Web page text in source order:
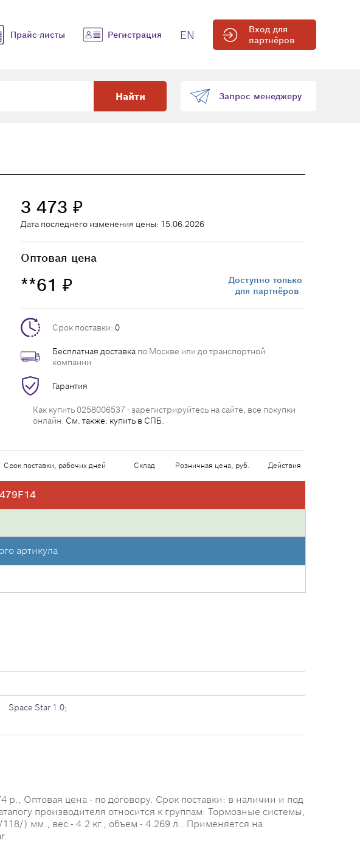
Прайс-листы Регистрация EN
Вход для
партнёров
Найти Запрос менеджеру
3 473 ₽
Дата последнего изменения цены: 15.06.2026
Оптовая цена
**61 ₽
Доступно только
для партнёров
Срок поставки: 0
Бесплатная доставка по Москве или до транспортной
компании
Гарантия
Как купить 0258006537 - зарегистрируйтесь на сайте, все покупки
онлайн. См. также: купить в СПБ.
Срок поставки, рабочих дней Склад Розничная цена, руб. Действия
артикула
Space Star 1.0;
Оптовая цена - по договору. Срок поставки: в наличии и под
производителя относится к группам: Тормозные системы,
) мм., вес - 4.2 кг., объем - 4.269 л.. Применяется на